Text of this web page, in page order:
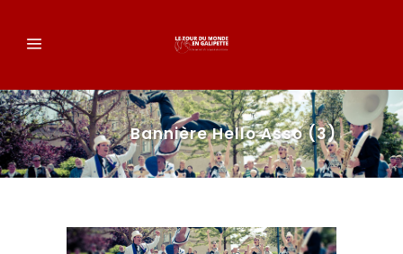
Bannière Hello Asso (3)